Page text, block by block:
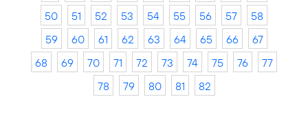
50
51 52 53 54 55 56 57
58
59
60 61 62 63 64 65 66
67
68
69 70 71 72 73 74 75 76
77
78
79 80 81 82